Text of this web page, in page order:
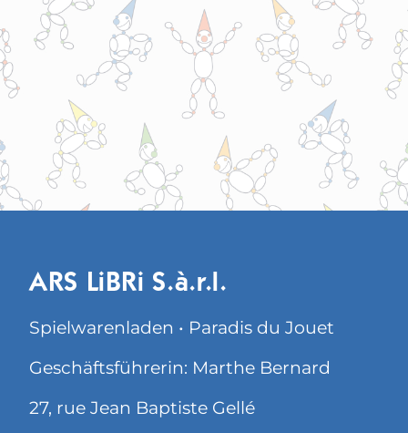
ARS LiBRi S.à.r.l.
Spielwarenladen • Paradis du Jouet
Geschäftsführerin: Marthe Bernard
27, rue Jean Baptiste Gellé